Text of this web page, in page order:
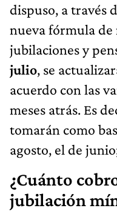
dispuso, a través
nueva fórmula
jubilaciones y
julio, se
acuerdo con las
meses atrás. Es
tomarán como
agosto, el de
¿Cuánto
jubilación